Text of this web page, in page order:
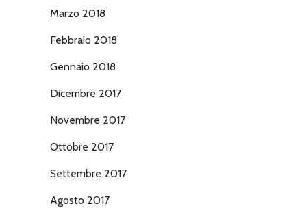
Marzo 2018
Febbraio 2018
Gennaio 2018
Dicembre 2017
Novembre 2017
Ottobre 2017
Settembre 2017
Agosto 2017